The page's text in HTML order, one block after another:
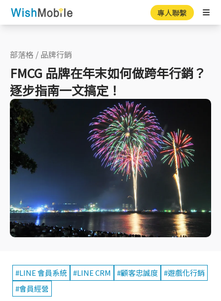
專人聯繫
部落格 / 品牌行銷
FMCG 品牌在年末如何做跨年行銷？
逐步指南一文搞定！
#LINE 會員系統 #LINE CRM #顧客忠誠度 #遊戲化行銷
#會員經營